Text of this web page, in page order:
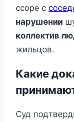
ссоре с
нарушении
коллектив
жильцов.
Какие
Суд